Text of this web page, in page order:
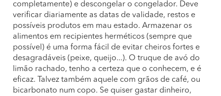
completamente) e descongelar o congelador. Deve
verificar diariamente as datas de validade, restos e
possíveis produtos em mau estado. Armazenar os
alimentos em recipientes herméticos (sempre que
possível) é uma forma fácil de evitar cheiros fortes e
desagradáveis (peixe, queijo...). O truque de avó do
limão rachado, tenho a certeza que o conhecem, e é
eficaz. Talvez também aquele com grãos de café, ou
bicarbonato num copo. Se quiser gastar dinheiro,